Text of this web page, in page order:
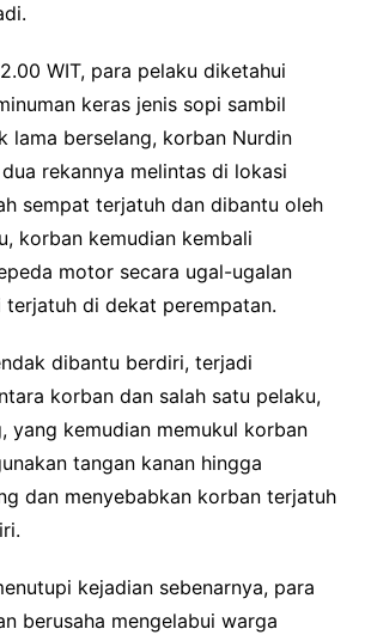
WIT, para pelaku diketahui
keras jenis sopi sambil
lama berselang, korban Nurdin
rekannya melintas di lokasi
sempat terjatuh dan dibantu oleh
korban kemudian kembali
motor secara ugal-ugalan
terjatuh di dekat perempatan.
dibantu berdiri, terjadi
korban dan salah satu pelaku,
yang kemudian memukul korban
tangan kanan hingga
dan menyebabkan korban terjatuh
kejadian sebenarnya, para
berusaha mengelabui warga